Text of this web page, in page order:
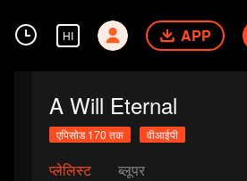
HI APP
A Will Eternal
एपिसोड 170 तक वीआईपी
प्लेलिस्ट ब्लूपर